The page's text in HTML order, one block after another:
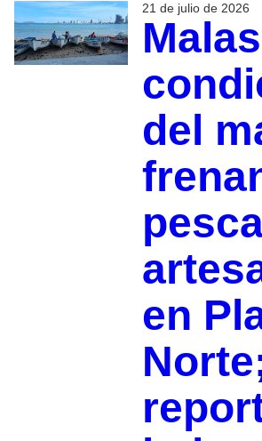
21 de julio de 2026
Malas
del
en